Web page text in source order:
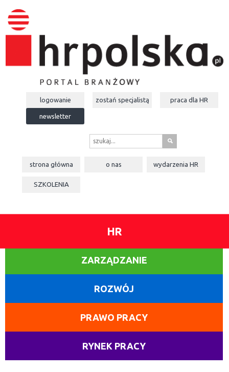
logowanie zostań specjalistą praca dla HR
newsletter
s
strona główna o nas wydarzeniaHR
SZKOLENIA
HR
ZARZĄDZANIE
ROZWÓJ
PRAWO PRACY
RYNEK PRACY